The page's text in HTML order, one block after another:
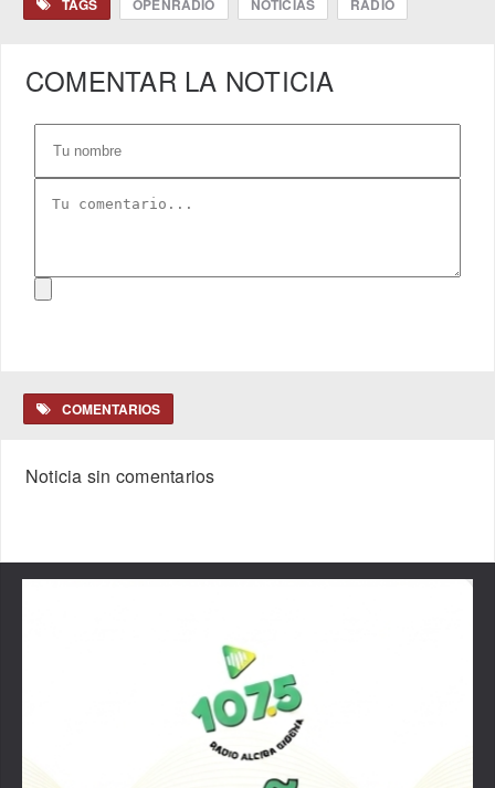
TAGS OPENRADIO NOTICIAS RADIO
COMENTAR LA NOTICIA
COMENTARIOS
Noticia sin comentarios